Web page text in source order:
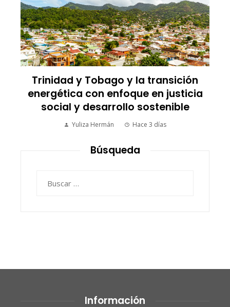
Los imperios más ricos gracias al
comercio antes de la era industrial
Valeria Pineda Hace 5 días
Búsqueda
Información